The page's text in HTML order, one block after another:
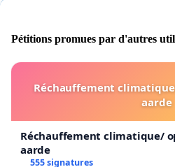
Pétitions promues par d'autres
Réchauffement
aarde
Réchauffement climatique/
aarde
555 signatures